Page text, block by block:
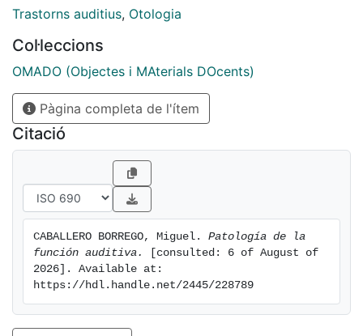
Trastorns auditius, Otologia
Col·leccions
OMADO (Objectes i MAterials DOcents)
Pàgina completa de l'ítem
Citació
CABALLERO BORREGO, Miguel. Patología de la
función auditiva.
[consulted: 6 of August of
2026]. Available at:
https://hdl.handle.net/2445/228789